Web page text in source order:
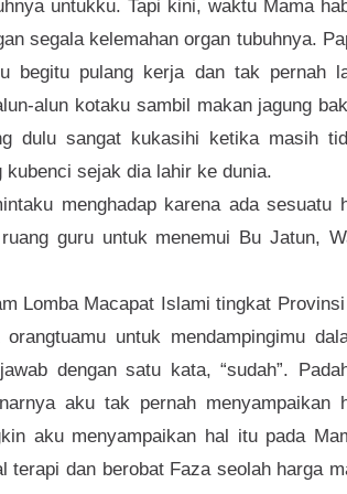
untukku. Tapi kini, waktu Mama
segala kelemahan organ tubuhnya.
begitu pulang kerja dan tak pernah
alun kotaku sambil makan jagung
dulu sangat kukasihi ketika masih
sejak dia lahir ke dunia.
menghadap karena ada sesuatu
guru untuk menemui Bu Jatun,
Lomba Macapat Islami tingkat
untuk mendampingimu
dengan satu kata, “sudah”.
aku tak pernah menyampaikan
aku menyampaikan hal itu pada
dan berobat Faza seolah harga